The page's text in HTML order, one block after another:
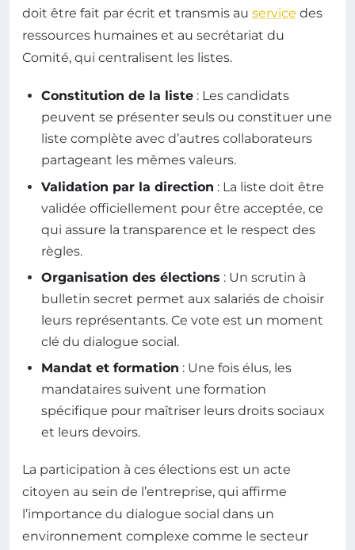
doit être fait par écrit et transmis au service des
ressources humaines et au secrétariat du
Comité, qui centralisent les listes.
Constitution de la liste : Les candidats
peuvent se présenter seuls ou constituer une
liste complète avec d’autres collaborateurs
partageant les mêmes valeurs.
Validation par la direction : La liste doit être
validée officiellement pour être acceptée, ce
qui assure la transparence et le respect des
règles.
Organisation des élections : Un scrutin à
bulletin secret permet aux salariés de choisir
leurs représentants. Ce vote est un moment
clé du dialogue social.
Mandat et formation : Une fois élus, les
mandataires suivent une formation
spécifique pour maîtriser leurs droits sociaux
et leurs devoirs.
La participation à ces élections est un acte
citoyen au sein de l’entreprise, qui affirme
l’importance du dialogue social dans un
environnement complexe comme le secteur